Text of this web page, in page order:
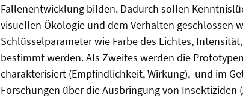
Fallenentwicklung bilden. Dadurch sollen
visuellen Ökologie und dem Verhalten geschlossen
Schlüsselparameter wie Farbe des Lichtes,
bestimmt werden. Als Zweites werden die
charakterisiert (Empfindlichkeit, Wirkung), und im
Forschungen über die Ausbringung von